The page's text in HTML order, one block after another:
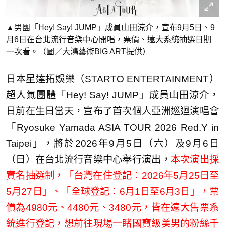
▲男團「Hey! Say! JUMP」成員山田涼介，宣布9月5日、9
月6日在台北流行音樂中心開唱，票價、遠大系統抽選日期
一次看。（圖／大鴻藝術BIG ART提供）
日本星達拓娛樂（STARTO ENTERTAINMENT）
超人氣團體「Hey! Say! JUMP」成員山田涼介，
日前在生日當天，宣布了首次個人亞洲巡迴演唱會
「Ryosuke Yamada ASIA TOUR 2026 Red.Y in
Taipei」，將於2026年9月5日（六）及9月6日
（日）在台北流行音樂中心舉行演出， 本次演出採
實名抽選制，「台灣在住登記：2026年5月25日至
5月27日」、「全球登記：6月1日至6月3日」，票
價為4980元、4480元、3480元，皆在遠大售票系
統進行登記，想前往現場一睹國寶級美男的粉絲千